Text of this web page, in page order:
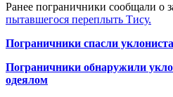
Ранее пограничники сообщали о
пытавшегося переплыть Тису.
Пограничники спасли
Пограничники обнаружили
одеялом